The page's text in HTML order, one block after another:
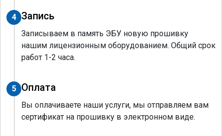
4 Запись
Записываем в память ЭБУ новую прошивку
нашим лицензионным оборудованием. Общий срок
работ 1-2 часа.
5 Оплата
Вы оплачиваете наши услуги, мы отправляем вам
сертификат на прошивку в электронном виде.